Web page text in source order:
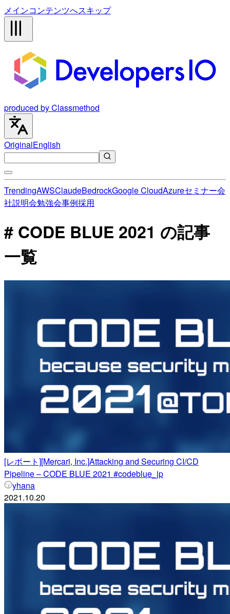
メインコンテンツへスキップ
produced by Classmethod
OriginalEnglish
TrendingAWSClaudeBedrockGoogle CloudAzureセミナー会
社説明会勉強会事例採用
# CODE BLUE 2021 の記事
一覧
[レポート][Mercari, Inc.]Attacking and Securing CI/CD
Pipeline – CODE BLUE 2021 #codeblue_jp
yhana
2021.10.20